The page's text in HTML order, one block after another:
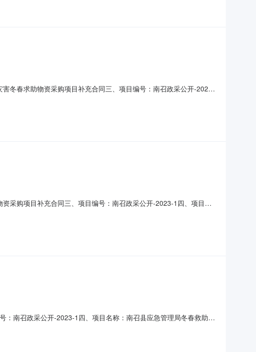
冬春求助物资采购项目补充合同三、项目编号：南召政采公开-2023-
学科技园东区15号楼H座5层整层联系人：陈立诚联系方式：
采购项目补充合同三、项目编号：南召政采公开-2023-1四、项目名
楼H座5层整层联系人：陈立诚联系方式：18539985885六、合
南召政采公开-2023-1四、项目名称：南召县应急管理局冬春救助衣
：18539985885六、合同主要信息1、合同金额：1084230元2